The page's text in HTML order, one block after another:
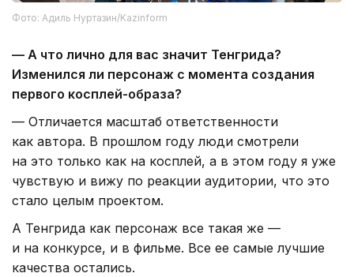
Фото: Адиль Нуртазин/Kazinform
— А что лично для вас значит Тенгрида?
Изменился ли персонаж с момента создания
первого косплей-образа?
— Отличается масштаб ответственности
как автора. В прошлом году люди смотрели
на это только как на косплей, а в этом году я уже
чувствую и вижу по реакции аудитории, что это
стало целым проектом.
А Тенгрида как персонаж все такая же —
и на конкурсе, и в фильме. Все ее самые лучшие
качества остались.